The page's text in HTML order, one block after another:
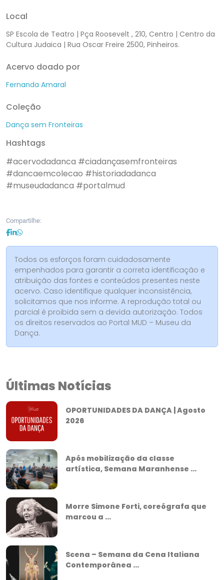
Local
SP Escola de Teatro | Pça Roosevelt , 210, Centro | Centro da
Cultura Judaica | Rua Oscar Freire 2500, Pinheiros.
Acervo doado por
Fernanda Amaral
Coleção
Dança sem Fronteiras
Hashtags
#acervodadanca #ciadançasemfronteiras
#dancaemcolecao #historiadadanca
#museudadanca #portalmud
Compartilhe:
Todos os esforços foram cuidadosamente
empenhados para garantir a correta identificação e
atribuição das fontes e conteúdos presentes neste
acervo. Caso identifique qualquer inconsistência,
solicitamos que nos informe. A reprodução total ou
parcial é proibida sem a devida autorização. Todos
os direitos reservados ao Portal MUD – Museu da
Dança.
Últimas Notícias
OPORTUNIDADES DA DANÇA | Agosto
2026
Após mobilização da classe
artística, Semana Maranhense ...
Morre Simone Forti, coreógrafa que
marcou a ...
Scena – Semana da Cena Italiana
Contemporânea ...